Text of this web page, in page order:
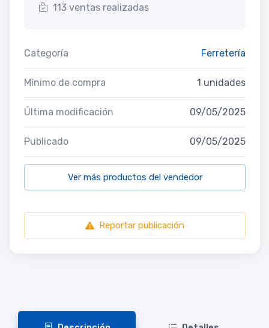
113 ventas realizadas
Categoría Ferretería
Mínimo de compra 1 unidades
Última modificación 09/05/2025
Publicado 09/05/2025
Ver más productos del vendedor
Reportar publicación